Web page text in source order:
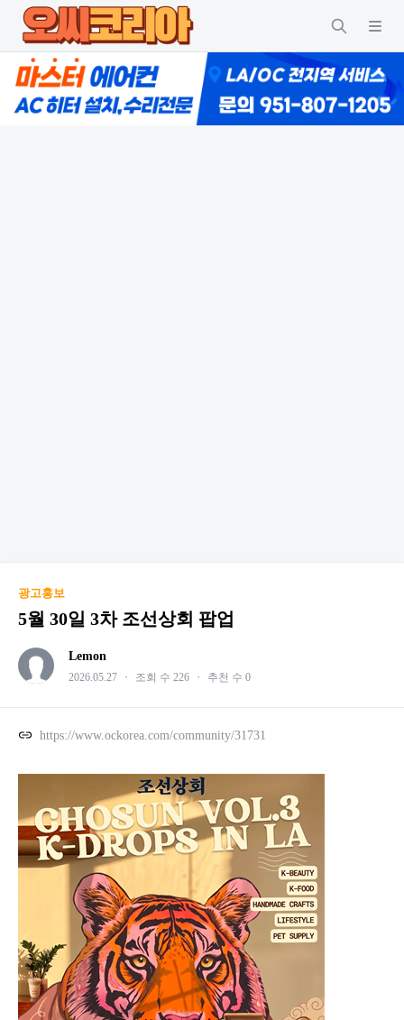
광고홍보
5월 30일 3차 조선상회 팝업
Lemon
2026.05.27 ・ 조회 수 226 ・ 추천 수 0
https://www.ockorea.com/community/31731